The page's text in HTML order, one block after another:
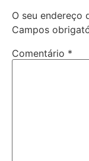
O seu endereço
Campos
Comentário *